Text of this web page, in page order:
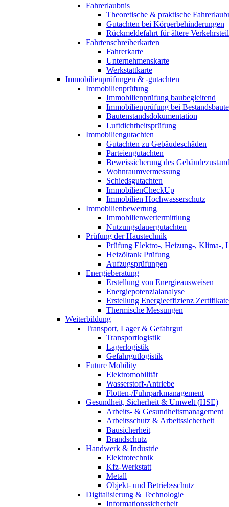
Fahrerlaubnis
Theoretische & praktische
Gutachten bei Körperbehinderungen
Rückmeldefahrt für ältere
Fahrtenschreiberkarten
Fahrerkarte
Unternehmenskarte
Werkstattkarte
Immobilienprüfungen & -gutachten
Immobilienprüfung
Immobilienprüfung baubegleitend
Immobilienprüfung bei
Bautenstandsdokumentation
Luftdichtheitsprüfung
Immobiliengutachten
Gutachten zu Gebäudeschäden
Parteiengutachten
Beweissicherung des
Wohnraumvermessung
Schiedsgutachten
ImmobilienCheckUp
Immobilien Hochwasserschutz
Immobilienbewertung
Immobilienwertermittlung
Nutzungsdauergutachten
Prüfung der Haustechnik
Prüfung Elektro-, Heizung-, Klima-,
Heizöltank Prüfung
Aufzugsprüfungen
Energieberatung
Erstellung von Energieausweisen
Energiepotenzialanalyse
Erstellung Energieeffizienz Zertifikate
Thermische Messungen
Weiterbildung
Transport, Lager & Gefahrgut
Transportlogistik
Lagerlogistik
Gefahrgutlogistik
Future Mobility
Elektromobilität
Wasserstoff-Antriebe
Flotten-/Fuhrparkmanagement
Gesundheit, Sicherheit & Umwelt (HSE)
Arbeits- & Gesundheitsmanagement
Arbeitsschutz & Arbeitssicherheit
Bausicherheit
Brandschutz
Handwerk & Industrie
Elektrotechnik
Kfz-Werkstatt
Metall
Objekt- und Betriebsschutz
Digitalisierung & Technologie
Informationssicherheit